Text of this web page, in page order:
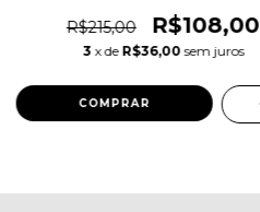
R$215,00 R$108,00
3 x de R$36,00 sem juros
COMPRAR